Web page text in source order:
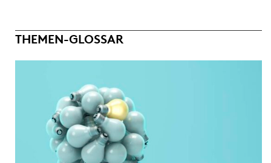
THEMEN-GLOSSAR